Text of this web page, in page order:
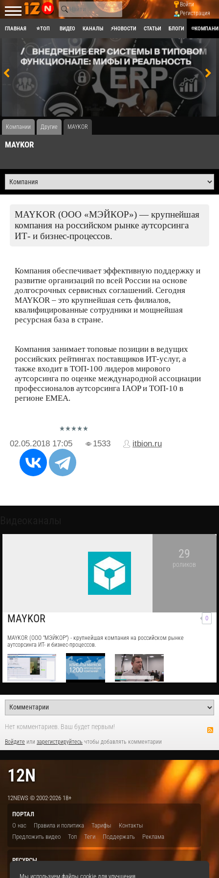
Войти
Регистрация
ГЛАВНАЯ ⭐ТОП ВИДЕО КАНАЛЫ ⚡НОВОСТИ СТАТЬИ БЛОГИ
Компании Другие MAYKOR
MAYKOR
MAYKOR (ООО «МЭЙКОР») — крупнейшая
компания на российском рынке аутсорсинга
ИТ- и бизнес-процессов.
Компания обеспечивает эффективную поддержку и
развитие организаций по всей России на основе
долгосрочных сервисных соглашений. Сегодня
MAYKOR – это крупнейшая сеть филиалов,
квалифицированные сотрудники и мощнейшая
ресурсная база в стране.
Компания занимает топовые позиции в ведущих
российских рейтингах поставщиков ИТ-услуг, а
также входит в ТОП-100 лидеров мирового
аутсорсинга по оценке международной ассоциации
профессионалов аутсорсинга IAOP и ТОП-10 в
регионе EMEA.
02.05.2018 17:05 1533 itbion.ru
29
роликов
0
MAYKOR
MAYKOR (ООО "МЭЙКОР") - крупнейшая компания на российском рынке
аутсорсинга ИТ- и бизнес-процессов.
Нет комментариев. Ваш будет первым!
Войдите или зарегистрируйтесь чтобы добавлять комментарии
12N
12NEWS © 2002-2026 18+
ПОРТАЛ
О нас
Правила и политика Тарифы
Контакты
Предложить видео
Топ Теги Поддержать Реклама
РЕСУРСЫ
Мы используем файлы cookie для улучшения